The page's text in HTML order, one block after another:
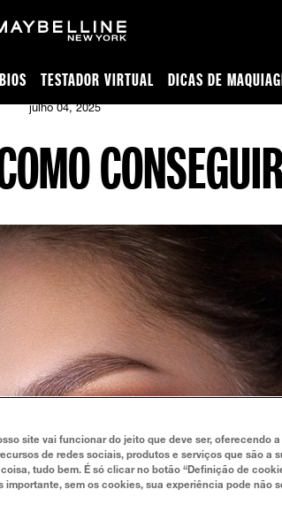
TESTADOR VIRTUAL DICAS DE
julho 04, 2025
site vai funcionar do jeito que deve ser, oferecendo
de redes sociais, produtos e serviços que são a
tudo bem. É só clicar no botão “Definição de
importante, sem os cookies, sua experiência pode não